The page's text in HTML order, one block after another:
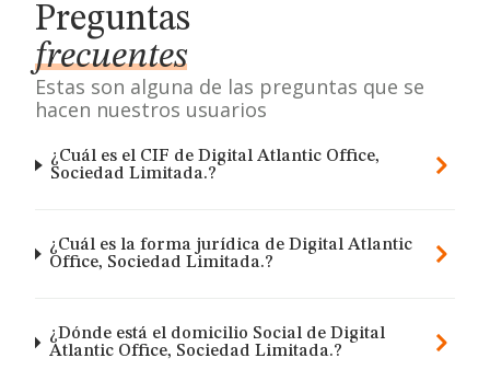
Preguntas
frecuentes
Estas son alguna de las preguntas que se
hacen nuestros usuarios
¿Cuál es el CIF de Digital Atlantic Office,
Sociedad Limitada.?
¿Cuál es la forma jurídica de Digital Atlantic
Office, Sociedad Limitada.?
¿Dónde está el domicilio Social de Digital
Atlantic Office, Sociedad Limitada.?